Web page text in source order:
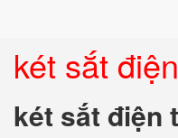
két sắt
két sắt điện